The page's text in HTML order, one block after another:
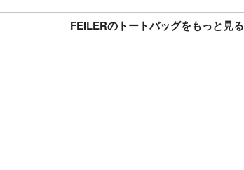
FEILERのトートバッグをもっと見る